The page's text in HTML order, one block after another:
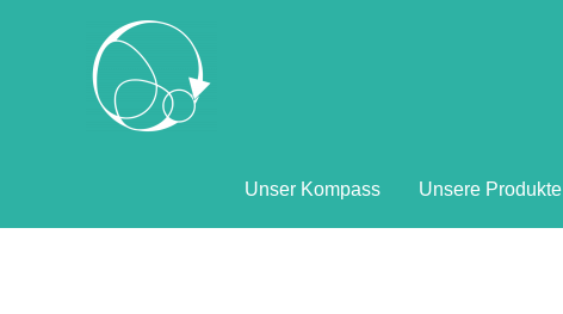
Unser Kompass Unsere Produkte